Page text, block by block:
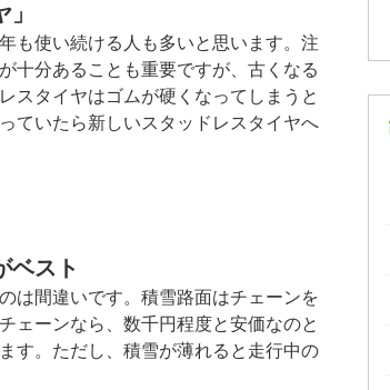
も使い続ける人も多いと思います。注
十分あることも重要ですが、古くなる
スタイヤはゴムが硬くなってしまうと
ていたら新しいスタッドレスタイヤへ
ベスト
は間違いです。積雪路面はチェーンを
ェーンなら、数千円程度と安価なのと
す。ただし、積雪が薄れると走行中の